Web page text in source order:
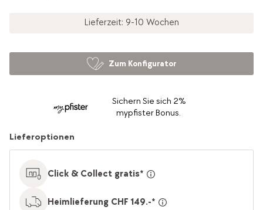
Lieferzeit: 9-10 Wochen
Sichern Sie sich 2%
mypfister Bonus.
Zum Konfigurator
Lieferoptionen
Click & Collect gratis*
Heimlieferung CHF 149.-*